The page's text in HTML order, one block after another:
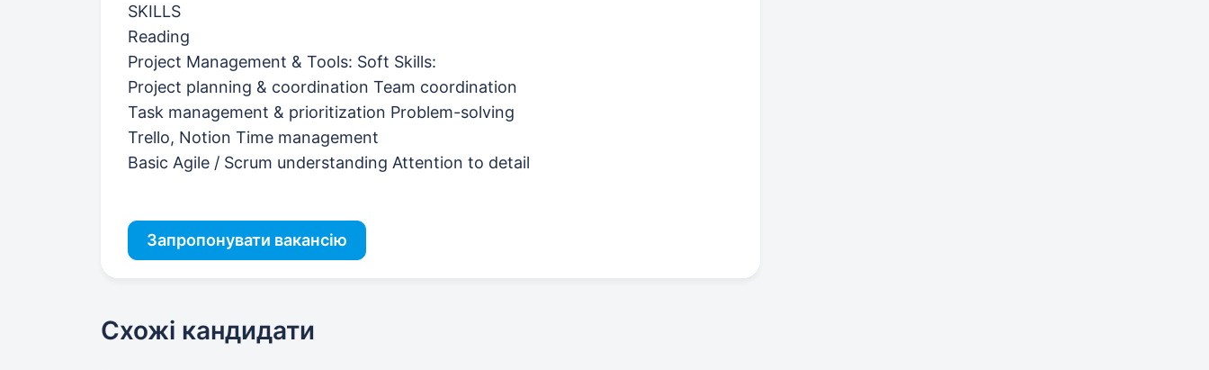
SKILLS
Reading
Project Management & Tools: Soft Skills:
Project planning & coordination Team coordination
Task management & prioritization Problem-solving
Trello, Notion Time management
Basic Agile / Scrum understanding Attention to detail
Запропонувати вакансію
Схожі кандидати